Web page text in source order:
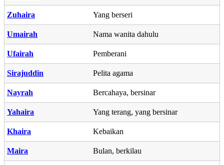
Zuhaira Yang berseri
Umairah Nama wanita dahulu
Ufairah Pemberani
Sirajuddin Pelita agama
Nayrah Bercahaya, bersinar
Yahaira Yang terang, yang bersinar
Khaira Kebaikan
Maira Bulan, berkilau